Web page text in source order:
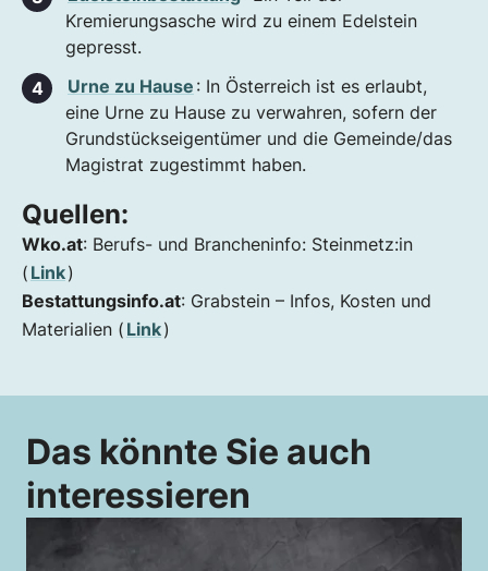
Kremierungsasche wird zu einem Edelstein
gepresst.
Urne zu Hause : In Österreich ist es erlaubt,
eine Urne zu Hause zu verwahren, sofern der
Grundstückseigentümer und die Gemeinde/das
Magistrat zugestimmt haben.
Quellen:
Wko.at: Berufs- und Brancheninfo: Steinmetz:in
( Link)
Bestattungsinfo.at: Grabstein – Infos, Kosten und
Materialien ( Link)
Das könnte Sie auch
interessieren